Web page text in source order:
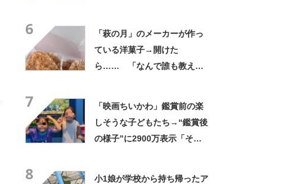
6
「萩の月」のメーカーが作っ
ている洋菓子→開けた
ら…… 「なんで誰も教えて
7
「映画ちいかわ」鑑賞前の楽
しそうな子どもたち→“鑑賞後
の様子”に2900万表示「そう
8
小1娘が学校から持ち帰ったア